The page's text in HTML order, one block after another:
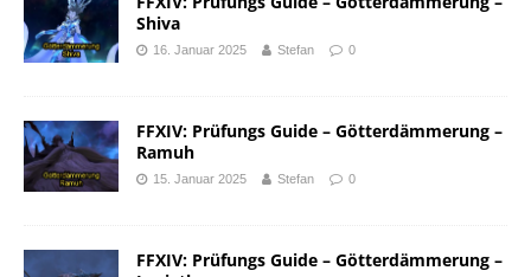
Shiva
16. Januar 2025 Stefan 0
FFXIV: Prüfungs Guide – Götterdämmerung –
Ramuh
15. Januar 2025 Stefan 0
FFXIV: Prüfungs Guide – Götterdämmerung –